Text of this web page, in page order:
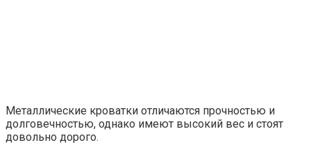
Металлические кроватки отличаются прочностью и
долговечностью, однако имеют высокий вес и стоят
довольно дорого.